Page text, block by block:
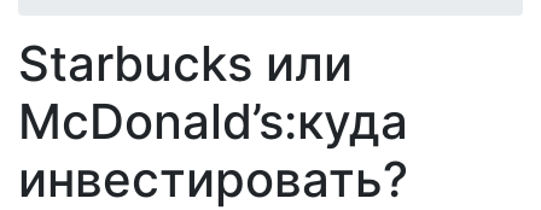
Starbucks или
McDonald’s:куда
инвестировать?